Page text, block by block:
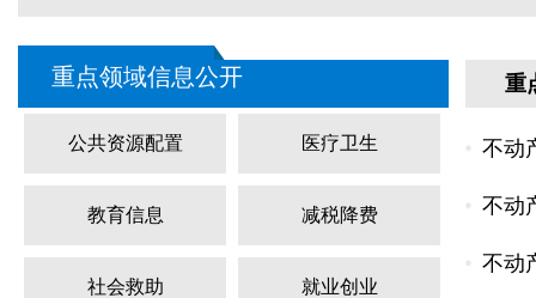
重点领域信息公开
公共资源配置 医疗卫生
教育信息 减税降费
社会救助 就业创业
重
不动
不动
不动